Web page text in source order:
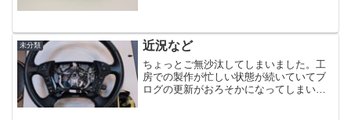
んでいませんが、新しいユニットの基板
をこれで制作しよ...
未分類 近況など
ちょっとご無沙汰してしまいました。工
房での製作が忙しい状態が続いていてブ
ログの更新がおろそかになってしまいま